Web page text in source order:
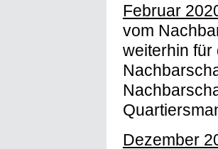
Februar
vom
weiterhin